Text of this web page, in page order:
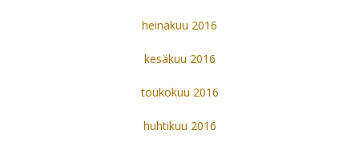
heinäkuu 2016
kesäkuu 2016
toukokuu 2016
huhtikuu 2016